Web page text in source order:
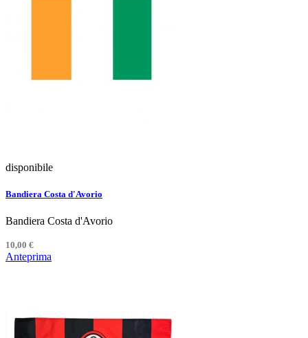
disponibile
Bandiera Costa d'Avorio
Bandiera Costa d'Avorio
10,00 €
Anteprima